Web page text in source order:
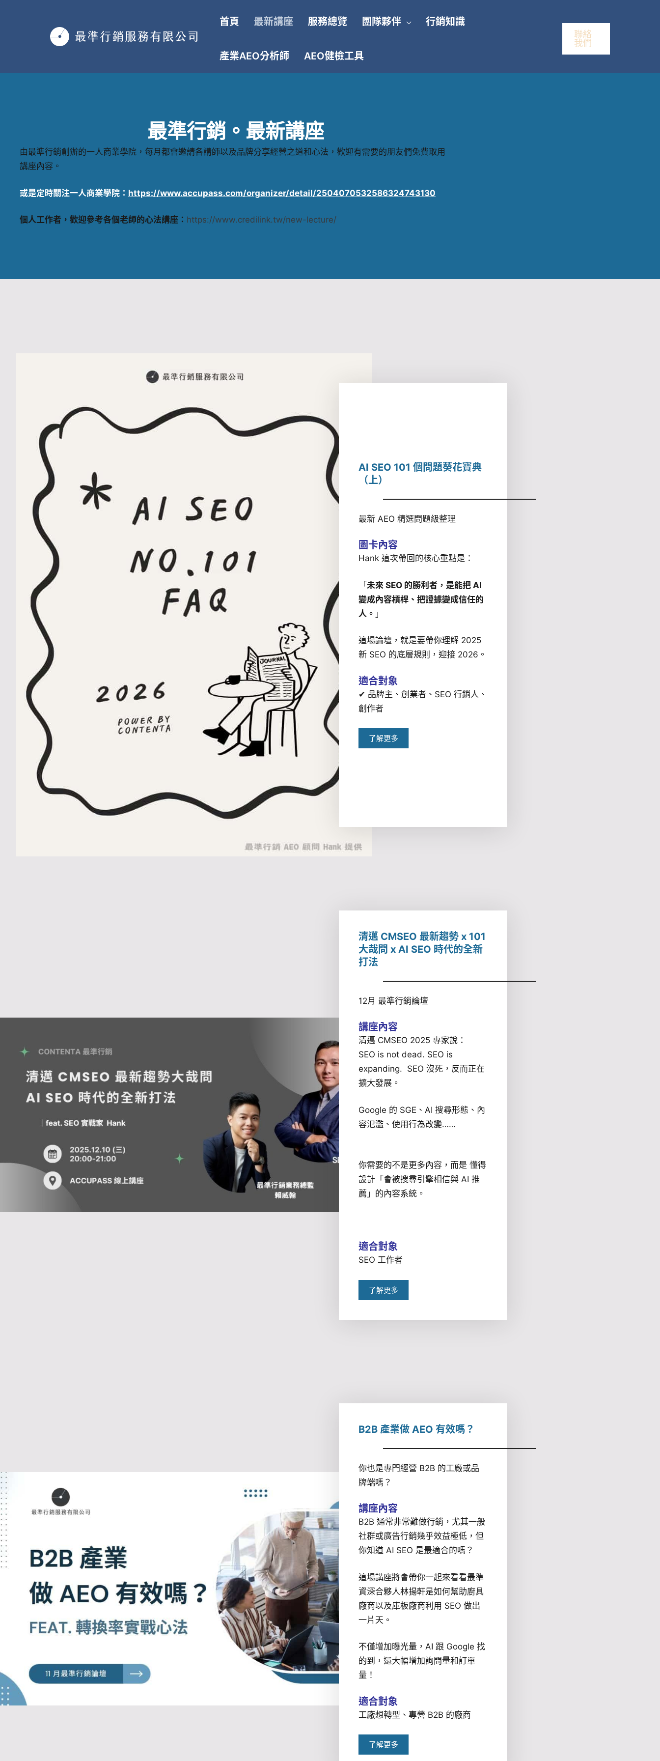
首頁 最新講座 服務總覽 團隊夥伴 行銷知識
產業AEO分析師 AEO健檢工具
聯絡
我們
最準行銷。最新講座
由最準行銷創辦的一人商業學院，每月都會邀請各講師以及品牌分享經營之道和心法，歡迎有需要的朋友們免費取用
講座內容。
或是定時關注一人商業學院： https://www.accupass.com/organizer/detail/2504070532586324743130
個人工作者，歡迎參考各個老師的心法講座： https://www.credilink.tw/new-lecture/
AI SEO 101 個問題葵花寶典
（上）
最新 AEO 精選問題級整理
圖卡內容
Hank 這次帶回的核心重點是：
「未來 SEO 的勝利者，是能把 AI
變成內容槓桿、把證據變成信任的
人。 」
這場論壇，就是要帶你理解 2025
新 SEO 的底層規則，迎接 2026。
適合對象
✔ 品牌主、創業者、SEO 行銷人、
創作者
了解更多
清邁 CMSEO 最新趨勢 x 101
大哉問 x AI SEO 時代的全新
打法
12月 最準行銷論壇
講座內容
清邁 CMSEO 2025 專家說：
SEO is not dead. SEO is
expanding. SEO 沒死，反而正在
擴大發展。
Google 的 SGE、AI 搜尋形態、內
容氾濫、使用行為改變……
你需要的不是更多內容，而是 懂得
設計「會被搜尋引擎相信與 AI 推
薦」的內容系統。
適合對象
SEO 工作者
了解更多
B2B 產業做 AEO 有效嗎？
你也是專門經營 B2B 的工廠或品
牌端嗎？
講座內容
B2B 通常非常難做行銷，尤其一般
社群或廣告行銷幾乎效益極低，但
你知道 AI SEO 是最適合的嗎？
這場講座將會帶你一起來看看最準
資深合夥人林揚軒是如何幫助廚具
廠商以及庫板廠商利用 SEO 做出
一片天。
不僅增加曝光量，AI 跟 Google 找
的到，還大幅增加詢問量和訂單
量！
適合對象
工廠想轉型、專營 B2B 的廠商
了解更多